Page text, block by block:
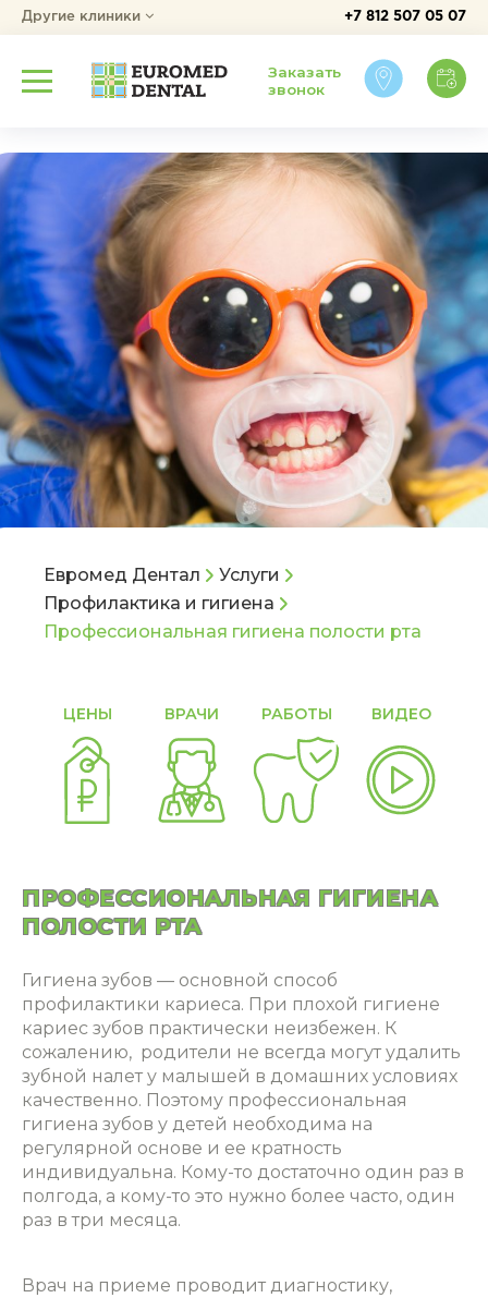
+7 812 507 05 07
Другие клиники
Заказать
звонок
Евромед Дентал
Услуги
Профилактика и гигиена
Профессиональная гигиена полости рта
ЦЕНЫ ВРАЧИ РАБОТЫ ВИДЕО
ПРОФЕССИОНАЛЬНАЯ ГИГИЕНА
ПОЛОСТИ РТА
Гигиена зубов — основной способ
профилактики кариеса. При плохой гигиене
кариес зубов практически неизбежен. К
сожалению, родители не всегда могут удалить
зубной налет у малышей в домашних условиях
качественно. Поэтому профессиональная
гигиена зубов у детей необходима на
регулярной основе и ее кратность
индивидуальна. Кому-то достаточно один раз в
полгода, а кому-то это нужно более часто, один
раз в три месяца.
Врач на приеме проводит диагностику,